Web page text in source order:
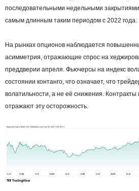
последовательными недельными
самым длинным таким периодом с 2022 года.
На рынках опционов наблюдается
асимметрия, отражающие спрос на
преддверии апреля. Фьючерсы на индекс
состоянии контанго, что означает, что
волатильности, а не её снижения. Контракты
отражают эту осторожность.